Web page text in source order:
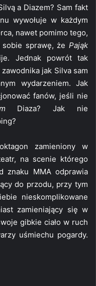
a Diazem? Sam fakt
wywołuje w każdym
nawet pomimo tego,
sprawę, że Pająk
Jednak powrót tak
jak Silva sam
wydarzeniem. Jak
fanów, jeśli nie
Diaza? Jak nie
zamieniony w
na scenie którego
znaku MMA odprawia
do przodu, przy tym
nieskomplikowane
zamieniający się w
gibkie ciało w ruch
uśmiechu pogardy.